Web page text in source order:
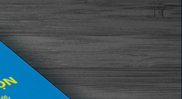
ơn bạn đã gửi câu hỏi đến
hoanghuuthang